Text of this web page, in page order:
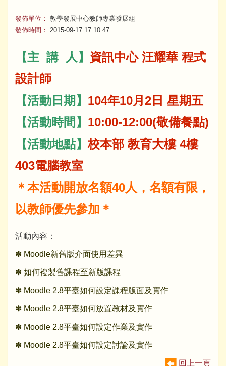
發佈單位： 教學發展中心教師專業發展組
發佈時間：
2015-09-17 17:10:47
【主 講 人】 資訊中心 汪耀華 程式
設計師
【活動日期】 104年10月2日 星期五
【活動時間】 10:00-12:00(敬備餐點)
【活動地點】校本部 教育大樓 4樓
403電腦教室
＊本活動開放名額40人，名額有限，
以教師優先參加＊
活動內容：
✽ Moodle新舊版介面使用差異
✽ 如何複製舊課程至新版課程
✽ Moodle 2.8平臺如何設定課程版面及實作
✽ Moodle 2.8平臺如何放置教材及實作
✽ Moodle 2.8平臺如何設定作業及實作
✽ Moodle 2.8平臺如何設定討論及實作
回上一頁